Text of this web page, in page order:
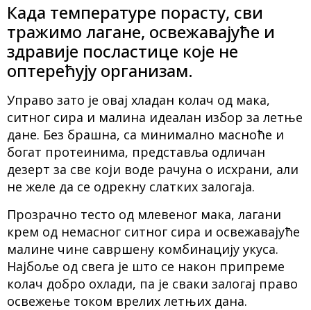
Када температуре порасту, сви
тражимо лагане, освежавајуће и
здравије посластице које не
оптерећују организам.
Управо зато је овај хладан колач од мака,
ситног сира и малина идеалан избор за летње
дане. Без брашна, са минимално масноће и
богат протеинима, представља одличан
дезерт за све који воде рачуна о исхрани, али
не желе да се одрекну слатких залогаја.
Прозрачно тесто од млевеног мака, лагани
крем од немасног ситног сира и освежавајуће
малине чине савршену комбинацију укуса.
Најбоље од свега је што се након припреме
колач добро охлади, па је сваки залогај право
освежење током врелих летњих дана.